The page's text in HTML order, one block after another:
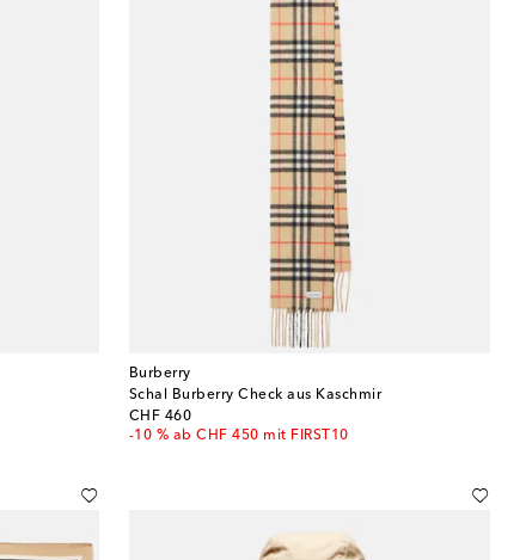
Burberry
Schal Burberry Check aus Kaschmir
CHF 460
original price
-10 % ab CHF 450 mit FIRST10